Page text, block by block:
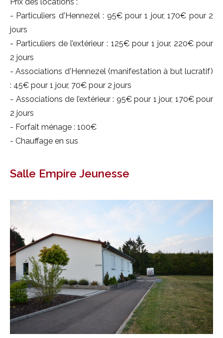
- Particuliers d'Hennezel : 95€ pour 1 jour, 170€ pour 2
jours
- Particuliers de l’extérieur : 125€ pour 1 jour, 220€ pour
2 jours
- Associations d'Hennezel (manifestation à but lucratif)
: 45€ pour 1 jour, 70€ pour 2 jours
- Associations de l’extérieur : 95€ pour 1 jour, 170€ pour
2 jours
- Forfait ménage : 100€
- Chauffage en sus
Salle Empire Jeunesse